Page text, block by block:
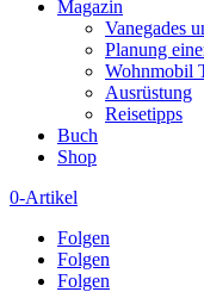
Magazin
Vanegades
Planung
Wohnmobil
Ausrüstung
Reisetipps
Buch
Shop
0-Artikel
Folgen
Folgen
Folgen